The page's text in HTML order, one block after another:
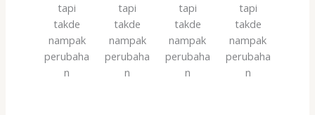
tapi
takde
nampak
perubaha
n
tapi
takde
nampak
perubaha
n
tapi
takde
nampak
perubaha
n
tapi
takde
nampak
perubaha
n